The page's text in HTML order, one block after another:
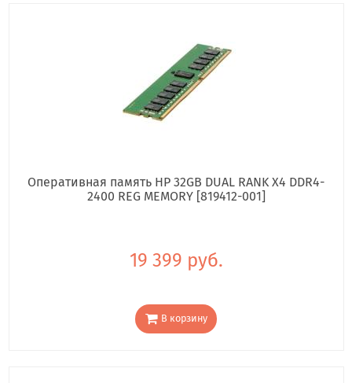
Оперативная память HP 32GB DUAL RANK X4 DDR4-
2400 REG MEMORY [819412-001]
19 399 руб.
В корзину